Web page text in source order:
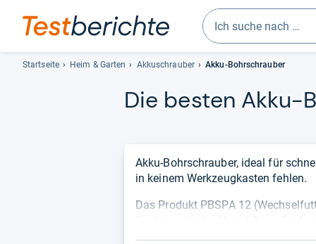
Geben
Sie
drei
Zeichen
erscheinen
automatisch
lassen
Startseite Heim & Garten Akkuschrauber Akku-Bohrschrauber
Die bes­ten Akku-​
Akku-Bohrschrauber, ideal für
in keinem Werkzeugkasten fehlen.
Das Produkt PBSPA 12